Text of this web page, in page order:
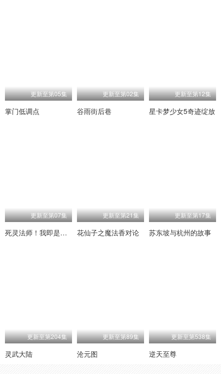
更新至第05集
掌门低调点
更新至第02集
谷雨街后巷
更新至第12集
星卡梦少女5奇迹绽放
更新至第07集
死灵法师！我即是天灾
更新至第21集
花仙子之魔法香对论
更新至第17集
苏东坡与杭州的故事
更新至第204集
灵武大陆
更新至第89集
沧元图
更新至第538集
逆天至尊